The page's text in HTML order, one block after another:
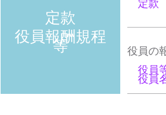
定款
役員報酬規程
等
定款
役員の
役員
役員